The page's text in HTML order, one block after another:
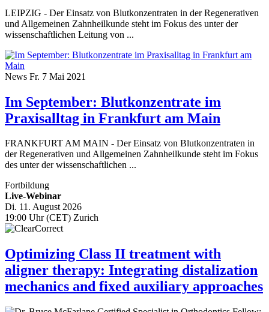
LEIPZIG - Der Einsatz von Blutkonzentraten in der Regenerativen
und Allgemeinen Zahnheilkunde steht im Fokus des unter der
wissenschaftlichen Leitung von ...
News Fr. 7 Mai 2021
Im September: Blutkonzentrate im
Praxisalltag in Frankfurt am Main
FRANKFURT AM MAIN - Der Einsatz von Blutkonzentraten in
der Regenerativen und Allgemeinen Zahnheilkunde steht im Fokus
des unter der wissenschaftlichen ...
Fortbildung
Live-Webinar
Di. 11. August 2026
19:00 Uhr (CET) Zurich
Optimizing Class II treatment with
aligner therapy: Integrating distalization
mechanics and fixed auxiliary approaches